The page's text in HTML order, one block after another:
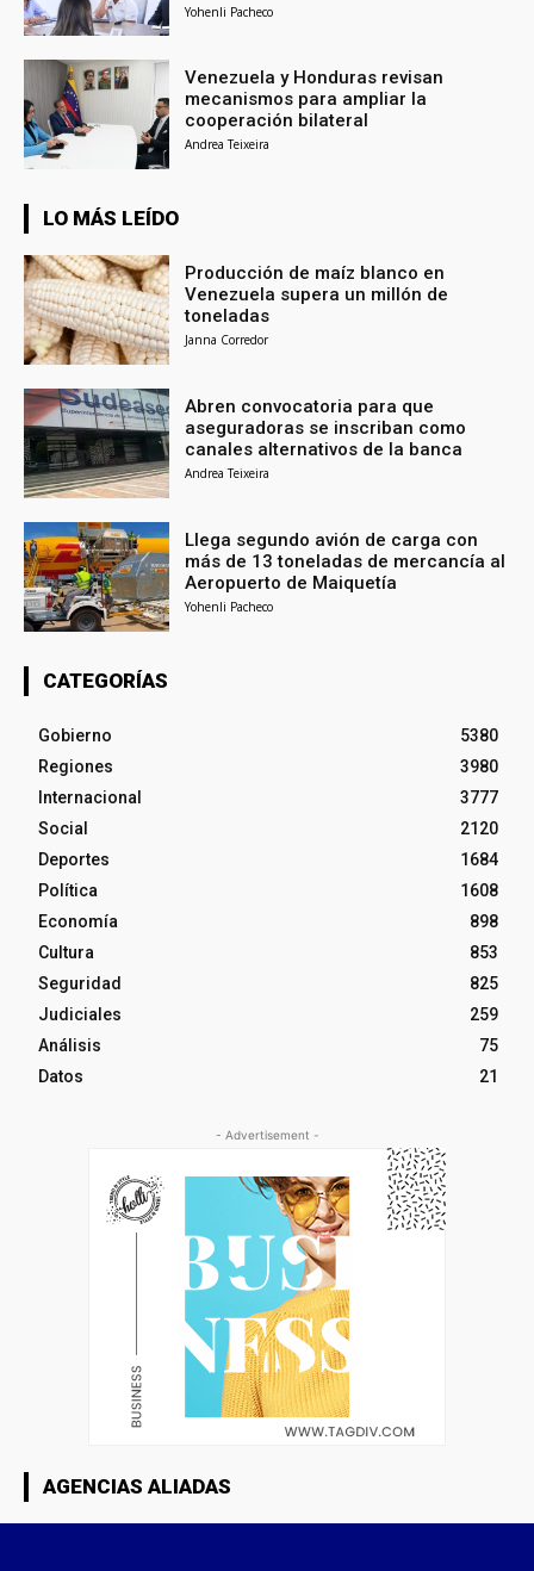
Yohenli Pacheco
Venezuela y Honduras revisan
mecanismos para ampliar la
cooperación bilateral
Andrea Teixeira
LO MÁS LEÍDO
Producción de maíz blanco en
Venezuela supera un millón de
toneladas
Janna Corredor
Abren convocatoria para que
aseguradoras se inscriban como
canales alternativos de la banca
Andrea Teixeira
Llega segundo avión de carga con
más de 13 toneladas de mercancía al
Aeropuerto de Maiquetía
Yohenli Pacheco
CATEGORÍAS
Gobierno
5380
Regiones
3980
Internacional
3777
Social
2120
Deportes
1684
Política
1608
Economía
898
Cultura
853
Seguridad
825
Judiciales
259
Análisis
75
Datos
21
- Advertisement -
AGENCIAS ALIADAS